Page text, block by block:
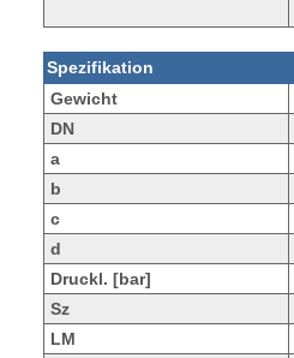
Spezifikation
Gewicht
DN
a
b
c
d
Druckl. [bar]
Sz
LM